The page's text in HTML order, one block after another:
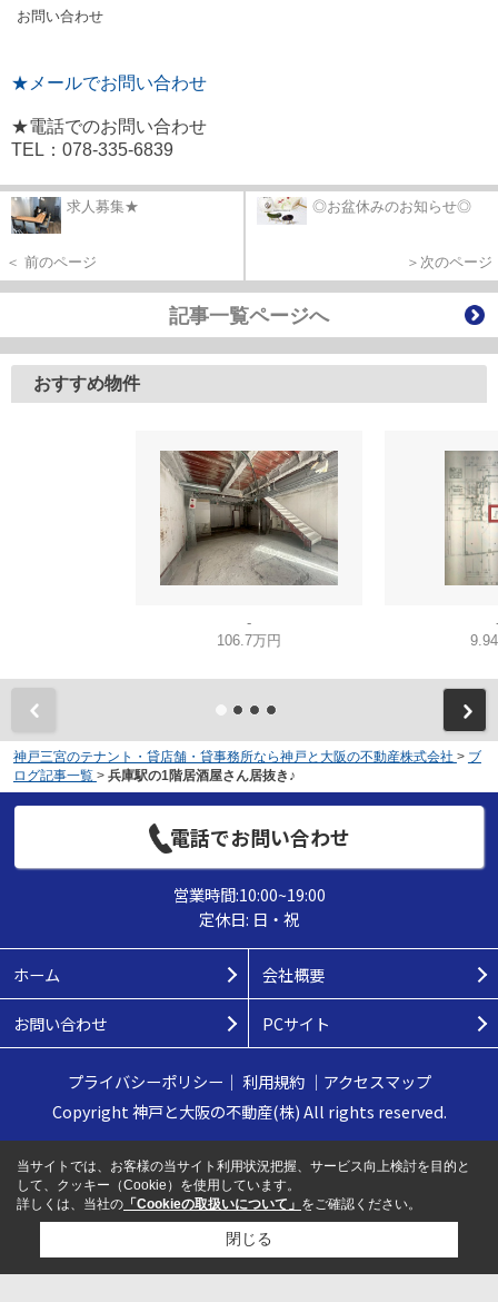
お問い合わせ
★メールでお問い合わせ
★電話でのお問い合わせ
TEL：078-335-6839
求人募集★
＜ 前のページ
◎お盆休みのお知らせ◎
＞次のページ
記事一覧ページへ
おすすめ物件
-
106.7万円
神戸三宮のテナント・貸店舗・貸事務所なら神戸と大阪の不動産株式会社 > ブ
ログ記事一覧 > 兵庫駅の1階居酒屋さん居抜き♪
電話でお問い合わせ
営業時間:10:00~19:00
定休日: 日・祝
ホーム 会社概要
お問い合わせ PCサイト
プライバシーポリシー ｜ 利用規約｜ アクセスマップ
Copyright 神戸と大阪の不動産(株) All rights reserved.
当サイトでは、お客様の当サイト利用状況把握、サービス向上検討を目的と
して、クッキー（Cookie）を使用しています。
詳しくは、当社の 「Cookieの取扱いについて」 をご確認ください。
閉じる